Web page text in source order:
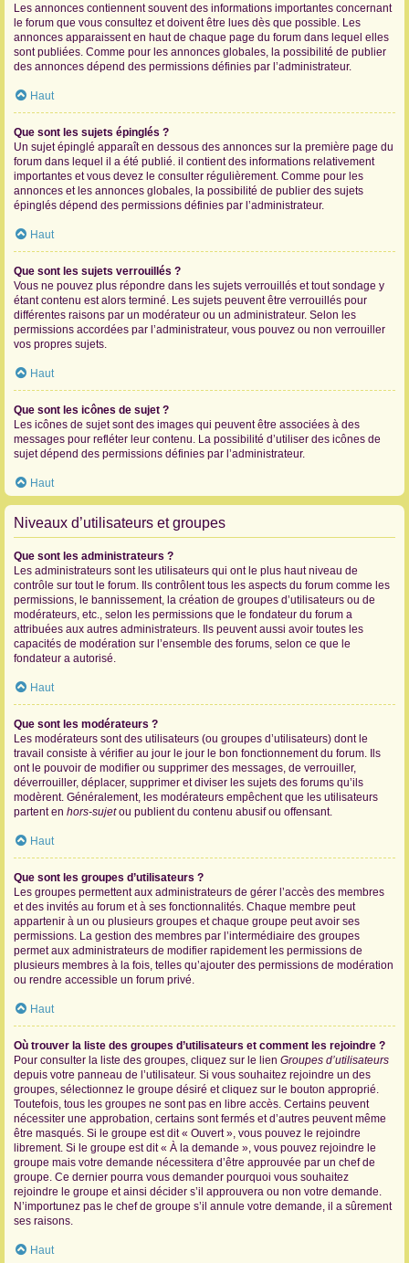
Les annonces contiennent souvent des informations importantes concernant
le forum que vous consultez et doivent être lues dès que possible. Les
annonces apparaissent en haut de chaque page du forum dans lequel elles
sont publiées. Comme pour les annonces globales, la possibilité de publier
des annonces dépend des permissions définies par l’administrateur.
Haut
Que sont les sujets épinglés ?
Un sujet épinglé apparaît en dessous des annonces sur la première page du
forum dans lequel il a été publié. il contient des informations relativement
importantes et vous devez le consulter régulièrement. Comme pour les
annonces et les annonces globales, la possibilité de publier des sujets
épinglés dépend des permissions définies par l’administrateur.
Haut
Que sont les sujets verrouillés ?
Vous ne pouvez plus répondre dans les sujets verrouillés et tout sondage y
étant contenu est alors terminé. Les sujets peuvent être verrouillés pour
différentes raisons par un modérateur ou un administrateur. Selon les
permissions accordées par l’administrateur, vous pouvez ou non verrouiller
vos propres sujets.
Haut
Que sont les icônes de sujet ?
Les icônes de sujet sont des images qui peuvent être associées à des
messages pour refléter leur contenu. La possibilité d’utiliser des icônes de
sujet dépend des permissions définies par l’administrateur.
Haut
Niveaux d’utilisateurs et groupes
Que sont les administrateurs ?
Les administrateurs sont les utilisateurs qui ont le plus haut niveau de
contrôle sur tout le forum. Ils contrôlent tous les aspects du forum comme les
permissions, le bannissement, la création de groupes d’utilisateurs ou de
modérateurs, etc., selon les permissions que le fondateur du forum a
attribuées aux autres administrateurs. Ils peuvent aussi avoir toutes les
capacités de modération sur l’ensemble des forums, selon ce que le
fondateur a autorisé.
Haut
Que sont les modérateurs ?
Les modérateurs sont des utilisateurs (ou groupes d’utilisateurs) dont le
travail consiste à vérifier au jour le jour le bon fonctionnement du forum. Ils
ont le pouvoir de modifier ou supprimer des messages, de verrouiller,
déverrouiller, déplacer, supprimer et diviser les sujets des forums qu’ils
modèrent. Généralement, les modérateurs empêchent que les utilisateurs
partent en hors-sujetou publient du contenu abusif ou offensant.
Haut
Que sont les groupes d’utilisateurs ?
Les groupes permettent aux administrateurs de gérer l’accès des membres
et des invités au forum et à ses fonctionnalités. Chaque membre peut
appartenir à un ou plusieurs groupes et chaque groupe peut avoir ses
permissions. La gestion des membres par l’intermédiaire des groupes
permet aux administrateurs de modifier rapidement les permissions de
plusieurs membres à la fois, telles qu’ajouter des permissions de modération
ou rendre accessible un forum privé.
Haut
Où trouver la liste des groupes d’utilisateurs et comment les rejoindre ?
Pour consulter la liste des groupes, cliquez sur le lien Groupes d’utilisateurs
depuis votre panneau de l’utilisateur. Si vous souhaitez rejoindre un des
groupes, sélectionnez le groupe désiré et cliquez sur le bouton approprié.
Toutefois, tous les groupes ne sont pas en libre accès. Certains peuvent
nécessiter une approbation, certains sont fermés et d’autres peuvent même
être masqués. Si le groupe est dit « Ouvert », vous pouvez le rejoindre
librement. Si le groupe est dit « À la demande », vous pouvez rejoindre le
groupe mais votre demande nécessitera d’être approuvée par un chef de
groupe. Ce dernier pourra vous demander pourquoi vous souhaitez
rejoindre le groupe et ainsi décider s’il approuvera ou non votre demande.
N’importunez pas le chef de groupe s’il annule votre demande, il a sûrement
ses raisons.
Haut